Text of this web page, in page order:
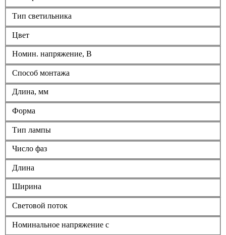
Тип светильника
Цвет
Номин. напряжение, В
Способ монтажа
Длина, мм
Форма
Тип лампы
Число фаз
Длина
Ширина
Световой поток
Номинальное напряжение с